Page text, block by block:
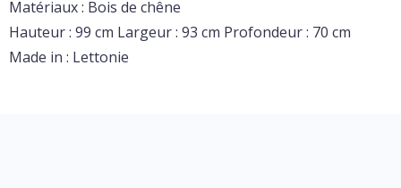
Matériaux : Bois de chêne
Hauteur : 99 cm Largeur : 93 cm Profondeur : 70 cm
Made in : Lettonie